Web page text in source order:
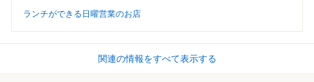
ランチができる日曜営業のお店
関連の情報をすべて表示する